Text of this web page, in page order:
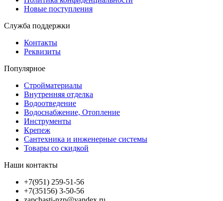
Новые поступления
Служба поддержки
Контакты
Реквизиты
Популярное
Стройматериалы
Внутренняя отделка
Водоотведение
Водоснабжение, Отопление
Инструменты
Крепеж
Сантехника и инженерные системы
Товары со скидкой
Наши контакты
+7(951) 259-51-56
+7(35156) 3-50-56